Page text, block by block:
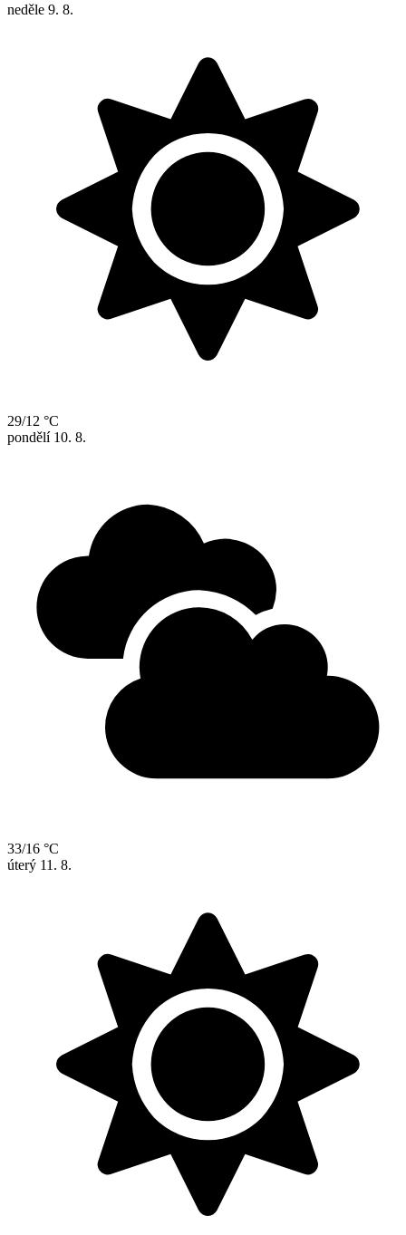
neděle 9. 8.
29/12 °C
pondělí 10. 8.
33/16 °C
úterý 11. 8.